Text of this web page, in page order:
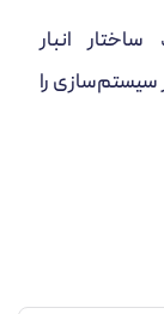
انبار
سیستم‌سازی را